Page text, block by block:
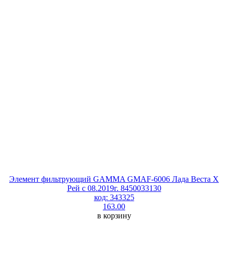
Элемент фильтрующий GAMMA GMAF-6006 Лада Веста Х
Рей с 08.2019г. 8450033130
код: 343325
163.00
в корзину